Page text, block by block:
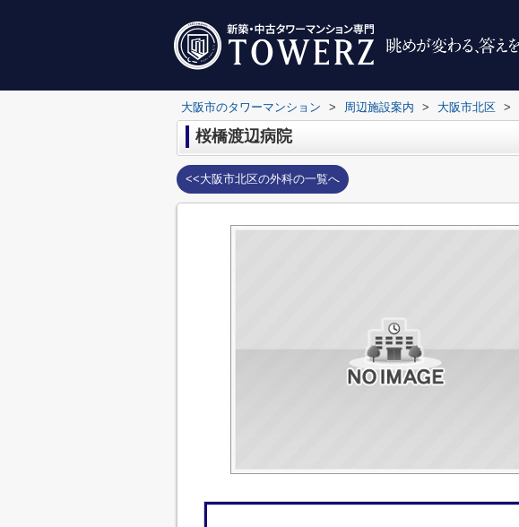
大阪市のタワーマンション > 周辺施設案内 > 大阪市北区 >
桜橋渡辺病院
<<大阪市北区の外科の一覧へ